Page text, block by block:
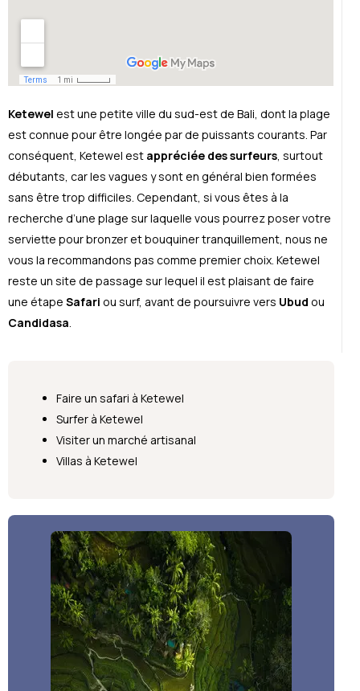
Ketewel est une petite ville du sud-est de Bali, dont la plage
est connue pour être longée par de puissants courants. Par
conséquent, Ketewel est appréciée des surfeurs, surtout
débutants, car les vagues y sont en général bien formées
sans être trop difficiles. Cependant, si vous êtes à la
recherche d’une plage sur laquelle vous pourrez poser votre
serviette pour bronzer et bouquiner tranquillement, nous ne
vous la recommandons pas comme premier choix. Ketewel
reste un site de passage sur lequel il est plaisant de faire
une étape Safari ou surf, avant de poursuivre vers Ubud ou
Candidasa.
Faire un safari à Ketewel
Surfer à Ketewel
Visiter un marché artisanal
Villas à Ketewel